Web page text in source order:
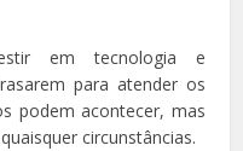
em tecnologia e
para atender os
podem acontecer, mas
circunstâncias.